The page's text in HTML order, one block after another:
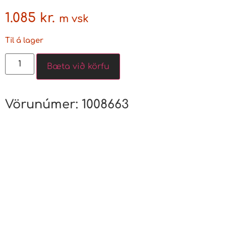
1.085 kr. m vsk
Til á lager
Bæta við körfu
Vörunúmer: 1008663